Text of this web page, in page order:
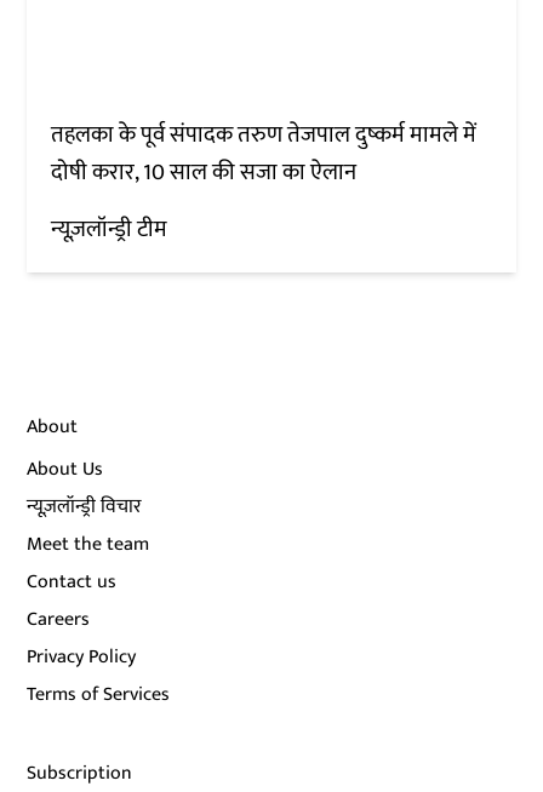
तहलका के पूर्व संपादक तरुण तेजपाल दुष्कर्म मामले में
दोषी करार, 10 साल की सजा का ऐलान
न्यूज़लॉन्ड्री टीम
About
About Us
न्यूज़लॉन्ड्री विचार
Meet the team
Contact us
Careers
Privacy Policy
Terms of Services
Subscription